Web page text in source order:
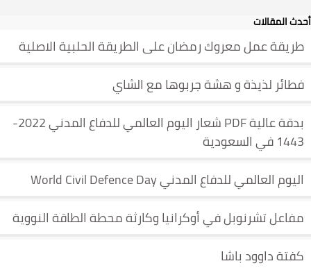
أحدث المقالات
طريقة عمل معروك رمضان على الطريقة الحلبية الاصلية
فطائر لذيذة و هشة جربوها مع الشاي
بدقة عالية PDF شعار اليوم العالمي للدفاع المدني 2022-
1443 في السعودية
اليوم العالمي للدفاع المدني World Civil Defence Day
مفاعل تشرنوبل في أوكرانيا وكارثة محطة الطاقة النووية
كفتة داوود باشا